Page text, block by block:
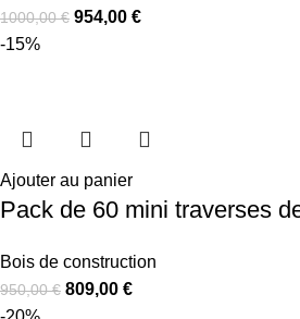
1000,00€ 954,00 €
-15%
Ajouter au panier
Pack de 60 mini traverses
Bois de construction
950,00€ 809,00 €